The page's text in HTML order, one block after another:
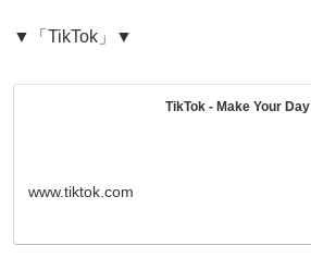
▼「TikTok」▼
TikTok - Make Your Day
www.tiktok.com